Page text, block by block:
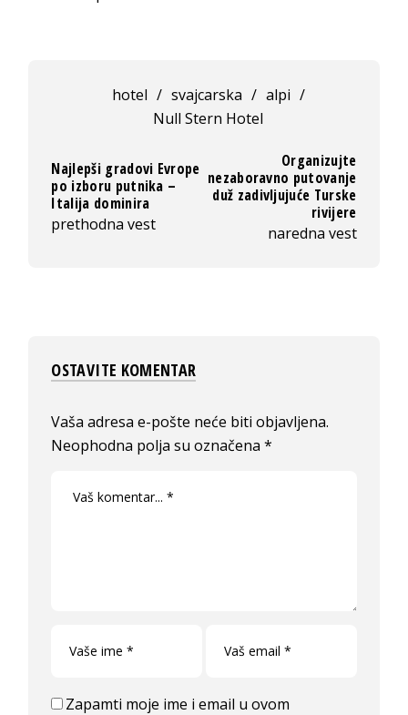
hotel / svajcarska / alpi /
Null Stern Hotel
Najlepši gradovi Evrope
po izboru putnika –
Italija dominira
prethodna vest
Organizujte
nezaboravno putovanje
duž zadivljujuće Turske
rivijere
naredna vest
OSTAVITE KOMENTAR
Vaša adresa e-pošte neće biti objavljena.
Neophodna polja su označena*
Zapamti moje ime i email u ovom